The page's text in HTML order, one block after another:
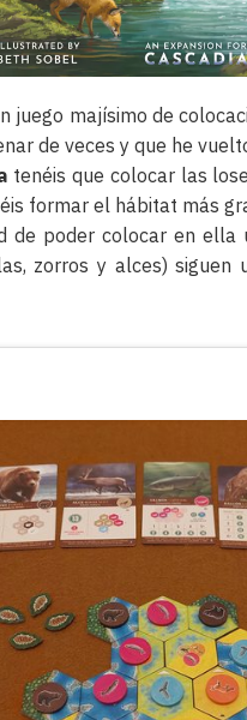
juego majísimo de
de veces y que he
tenéis que colocar las
formar el hábitat más
de poder colocar en ella
zorros y alces)